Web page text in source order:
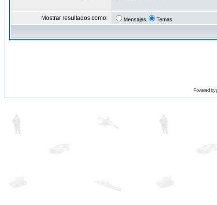
Mostrar resultados como: Mensajes Temas
Powered by